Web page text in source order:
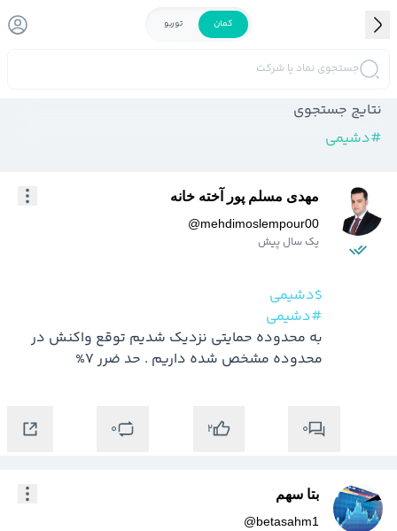
کمان توربو
جستجوی نماد یا شرکت
نتایج جستجوی
#دشیمی
مهدی مسلم پور آخته خانه
@mehdimoslempour00
یک سال پیش
$دشیمی
#دشیمی
محدوده مشخص شده داریم . حد ضرر 7%
0
2
0
بتا سهم
@betasahm1